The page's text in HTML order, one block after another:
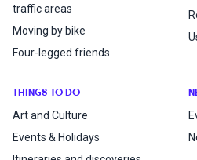
traffic areas
Moving by bike
Four-legged friends
THINGS TO DO
Art and Culture
Events & Holidays